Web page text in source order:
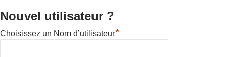
Nouvel utilisateur ?
Choisissez un Nom d’utilisateur*